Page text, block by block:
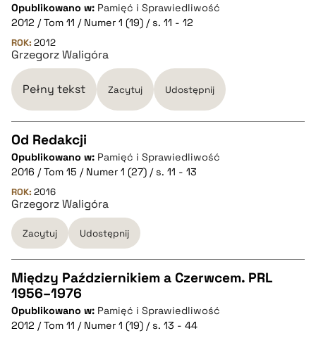
Opublikowano w: Pamięć i Sprawiedliwość
2012 / Tom 11 / Numer 1 (19) / s. 11 - 12
ROK: 2012
Grzegorz Waligóra
Pełny tekst Zacytuj Udostępnij
CZYSTY TEKST
pobierz cytat
BIBTEX
pobierz cytat
Od Redakcji
Opublikowano w: Pamięć i Sprawiedliwość
2016 / Tom 15 / Numer 1 (27) / s. 11 - 13
ROK: 2016
Grzegorz Waligóra
Zacytuj Udostępnij
CZYSTY TEKST
Między Październikiem a Czerwcem. PRL
1956–1976
Opublikowano w: Pamięć i Sprawiedliwość
2012 / Tom 11 / Numer 1 (19) / s. 13 - 44